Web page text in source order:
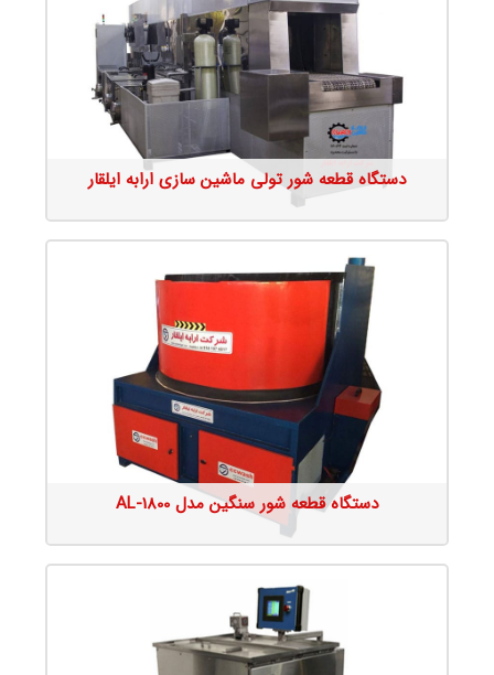
جزئیات محصول
دستگاه قطعه شور تولی ماشین سازی ارابه ایلقار
جزئیات محصول
دستگاه قطعه شور سنگین مدل AL-1800